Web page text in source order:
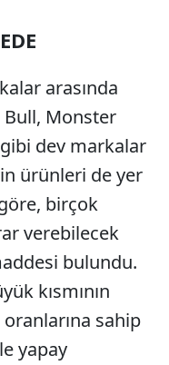
arasında
Bull, Monster
dev markalar
ürünleri de yer
birçok
verebilecek
bulundu.
kısmının
oranlarına sahip
yapay